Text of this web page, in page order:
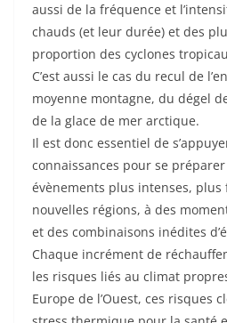
aussi de la fréquence et
chauds (et leur durée) et des
proportion des cyclones
C’est aussi le cas du recul de
moyenne montagne, du dégel
de la glace de mer arctique.
Il est donc essentiel de
connaissances pour se
évènements plus intenses,
nouvelles régions, à des
et des combinaisons inédites
Chaque incrément de
les risques liés au climat
Europe de l’Ouest, ces risques